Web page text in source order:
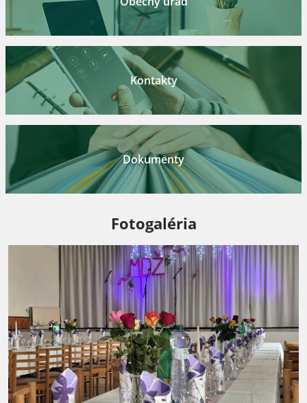
Kontakty
Dokumenty
Fotogaléria